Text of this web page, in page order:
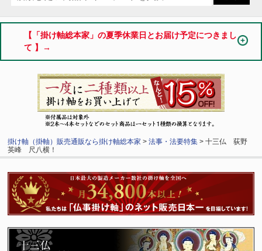
【「掛け軸総本家」の夏季休業日とお届け予定につきまし
て 】→
掛け軸（掛軸）販売通販なら掛け軸総本家 >法事・法要特集 > 十三仏 荻野
英峰 尺八横！